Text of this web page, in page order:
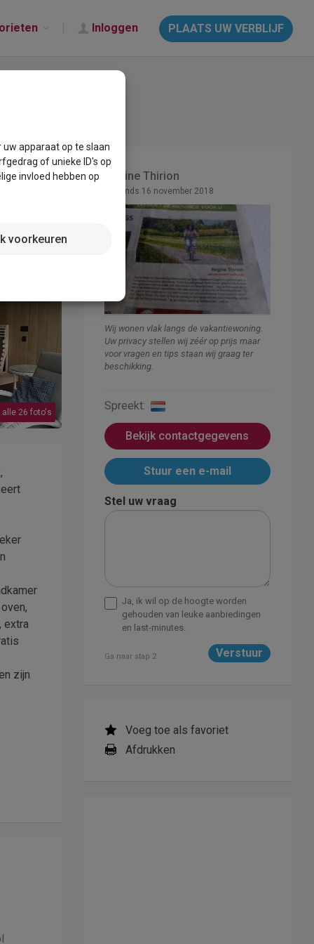
Inloggen PLAATS UW VERBLIJF
alle 26 foto's
extra
zijn
Regine Thirion
Lid sinds 16 november 2018
Wij wonen vlak langs de vakantiewoning.
Uw privacy stellen wij zéér op prijs maar
voor vragen en tips staan wij graag ter
beschikking.
Spreekt:
Bekijk contactgegevens
Stuur een e-mail
Stel uw vraag
Ja, ik wil op de hoogte worden
gehouden van leuke aanbiedingen
en last-minutes.
Ga naar stap 2
Voeg toe als favoriet
Afdrukken
apparaat op te slaan
of unieke ID's op
invloed hebben op
voorkeuren